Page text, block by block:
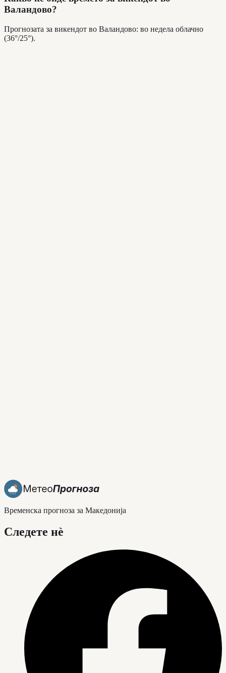
Валандово?
Прогнозата за викендот во Валандово: во недела облачно
(36°/25°).
Временска прогноза за Македонија
Следете нè